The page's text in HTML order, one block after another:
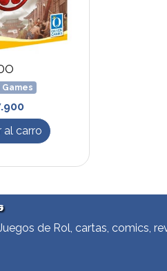
al carro
de Rol, cartas, comics,